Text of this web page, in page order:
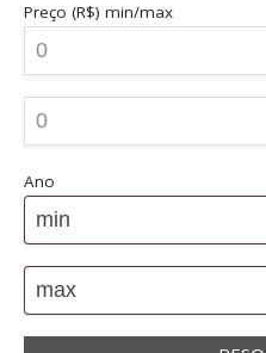
Preço (R$) min/max
Ano
min
max